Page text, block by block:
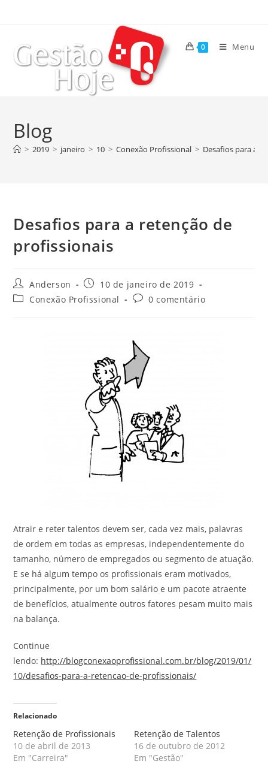
0 Menu
Blog
> 2019 > janeiro > 10 > Conexão Profissional > Desafios para a
Desafios para a retenção de
profissionais
Anderson
10 de janeiro de 2019
Conexão Profissional
0 comentário
Atrair e reter talentos devem ser, cada vez mais, palavras
de ordem em todas as empresas, independentemente do
tamanho, número de empregados ou segmento de atuação.
E se há algum tempo os profissionais eram motivados,
principalmente, por um bom salário e um pacote atraente
de benefícios, atualmente outros fatores pesam muito mais
na balança.
Continue
lendo: http://blogconexaoprofissional.com.br/blog/2019/01/
10/desafios-para-a-retencao-de-profissionais/
Relacionado
Retenção de Profissionais
10 de abril de 2013
Em "Carreira"
Retenção de Talentos
16 de outubro de 2012
Em "Gestão"